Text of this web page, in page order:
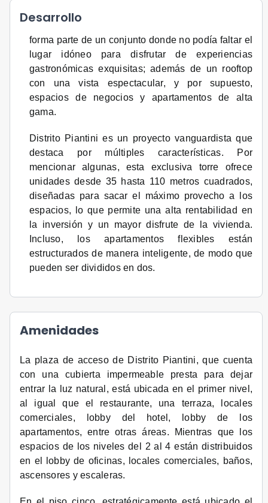
Desarrollo
forma parte de un conjunto donde no podía faltar el
lugar idóneo para disfrutar de experiencias
gastronómicas exquisitas; además de un rooftop
con una vista espectacular, y por supuesto,
espacios de negocios y apartamentos de alta
gama.
Distrito Piantini es un proyecto vanguardista que
destaca por múltiples características. Por
mencionar algunas, esta exclusiva torre ofrece
unidades desde 35 hasta 110 metros cuadrados,
diseñadas para sacar el máximo provecho a los
espacios, lo que permite una alta rentabilidad en
la inversión y un mayor disfrute de la vivienda.
Incluso, los apartamentos flexibles están
estructurados de manera inteligente, de modo que
pueden ser divididos en dos.
Amenidades
La plaza de acceso de Distrito Piantini, que cuenta
con una cubierta impermeable presta para dejar
entrar la luz natural, está ubicada en el primer nivel,
al igual que el restaurante, una terraza, locales
comerciales, lobby del hotel, lobby de los
apartamentos, entre otras áreas. Mientras que los
espacios de los niveles del 2 al 4 están distribuidos
en el lobby de oficinas, locales comerciales, baños,
ascensores y escaleras.